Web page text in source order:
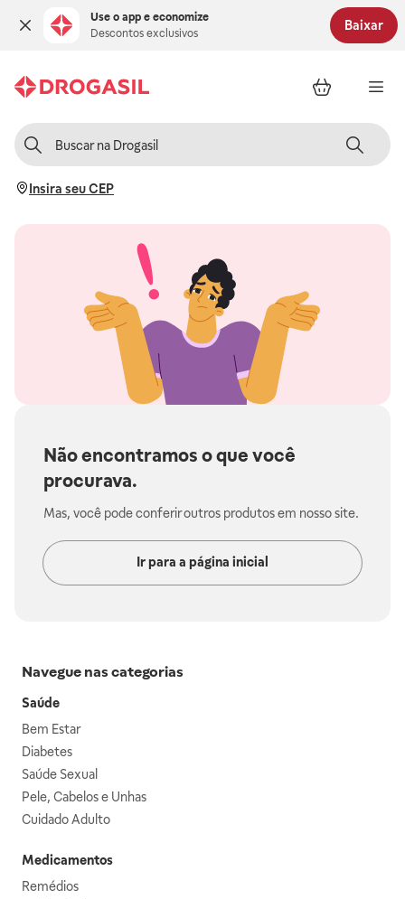
Use o app e economize
Descontos exclusivos
Baixar
Insira seu CEP
Não encontramos o que você
procurava.
Mas, você pode conferir outros produtos em nosso site.
Ir para a página inicial
Navegue nas categorias
Saúde
Bem Estar
Diabetes
Saúde Sexual
Pele, Cabelos e Unhas
Cuidado Adulto
Medicamentos
Remédios